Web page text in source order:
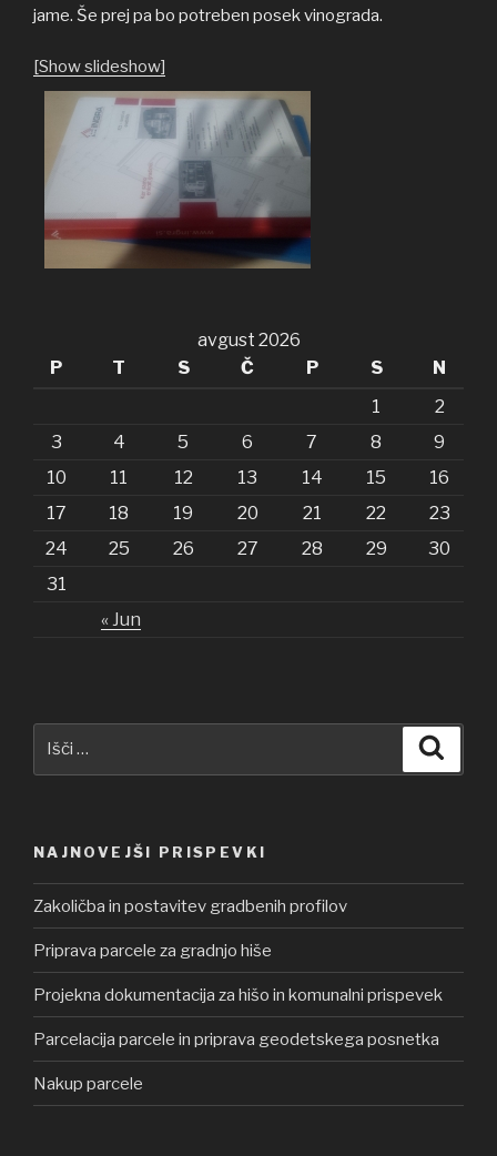
jame. Še prej pa bo potreben posek vinograda.
[Show slideshow]
avgust 2026
P
T S Č P S N
« Jun
1
2
3
4 5 6 7 8
9
10
11 12 13 14 15
16
17
18 19 20 21 22
23
24
25 26 27 28 29
30
31
NAJNOVEJŠI PRISPEVKI
Zakoličba in postavitev gradbenih profilov
Priprava parcele za gradnjo hiše
Projekna dokumentacija za hišo in komunalni prispevek
Parcelacija parcele in priprava geodetskega posnetka
Nakup parcele